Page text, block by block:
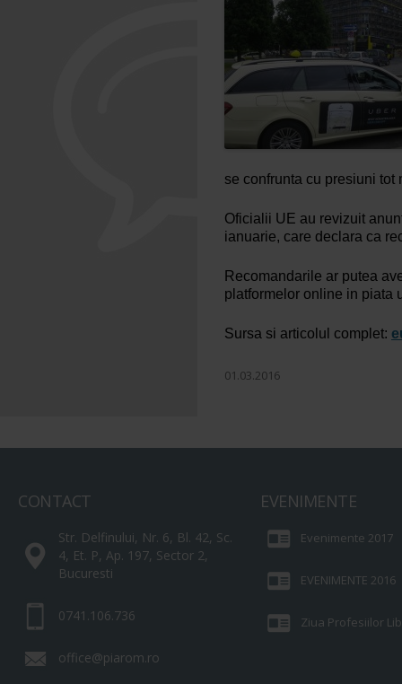
se confrunta cu presiuni tot
Oficialii UE au revizuit
ianuarie, care declara ca
Recomandarile ar putea
platformelor online in piata
Sursa si articolul complet:
01.03.2016
CONTACT
Str. Delfinului, Nr. 6, Bl. 42, Sc.
4, Et. P, Ap. 197, Sector 2,
Bucuresti
0741.106.736
office@piarom.ro
EVENIMENTE
Evenimente 2017
EVENIMENTE 2016
Ziua Profesiilor